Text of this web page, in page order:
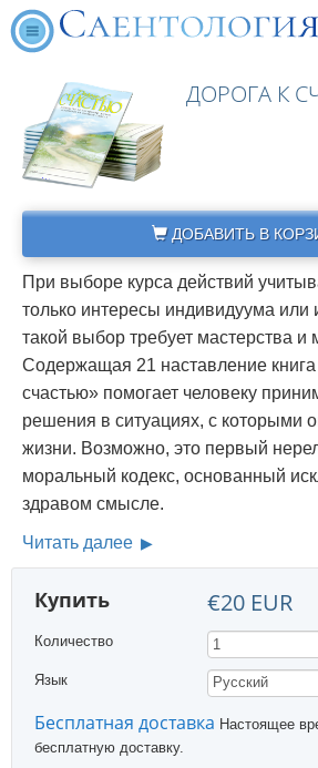
ДОРОГА К
ДОБАВИТЬ В
При выборе курса действий
только интересы индивидуума или
такой выбор требует мастерства и
Содержащая 21 наставление книга
счастью» помогает человеку
решения в ситуациях, с которыми
жизни. Возможно, это первый
моральный кодекс, основанный
здравом смысле.
Читать далее
Купить €20 EUR
Количество
Язык
Бесплатная доставка Настоящее
бесплатную доставку.